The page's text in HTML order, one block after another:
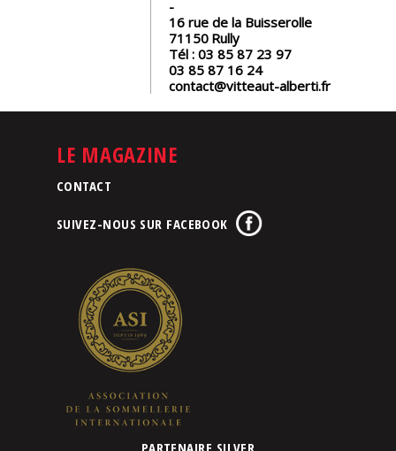
16 rue de la Buisserolle
71150 Rully
Tél : 03 85 87 23 97
03 85 87 16 24
contact@vitteaut-alberti.fr
LE MAGAZINE
CONTACT
SUIVEZ-NOUS SUR FACEBOOK
PARTENAIRE SILVER